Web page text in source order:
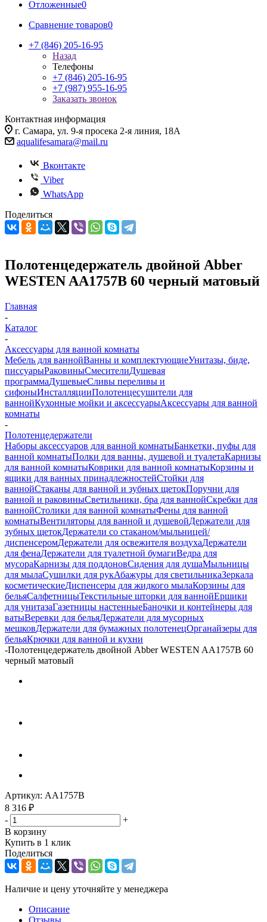
Отложенные0
Сравнение товаров0
+7 (846) 205-16-95
Назад
Телефоны
+7 (846) 205-16-95
+7 (987) 955-16-95
Заказать звонок
Контактная информация
г. Самара, ул. 9-я просека 2-я линия, 18А
aqualifesamara@mail.ru
Вконтакте
Viber
WhatsApp
Поделиться
Полотенцедержатель двойной Abber
WESTEN AA1757B 60 черный матовый
Главная
-
Каталог
-
Аксессуары для ванной комнаты
Мебель для ваннойВанны и комплектующиеУнитазы, биде,
писсуарыРаковиныСмесителиДушевая
программаДушевыеСливы переливы и
сифоныИнсталляцииПолотенцесушители для
ваннойКухонные мойки и аксессуарыАксессуары для ванной
комнаты
-
Полотенцедержатели
Наборы аксессуаров для ванной комнатыБанкетки, пуфы для
ванной комнатыПолки для ванны, душевой и туалетаКарнизы
для ванной комнатыКоврики для ванной комнатыКорзины и
ящики для ванных принадлежностейСтойки для
ваннойСтаканы для ванной и зубных щетокПоручни для
ванной и раковиныСветильники, бра для ваннойСкребки для
ваннойСтолики для ванной комнатыФены для ванной
комнатыВентиляторы для ванной и душевойДержатели для
зубных щетокДержатели со стаканом/мыльницей/
диспенсеромДержатели для освежителя воздухаДержатели
для фенаДержатели для туалетной бумагиВедра для
мусораКарнизы для поддоновСидения для душаМыльницы
для мылаСушилки для рукАбажуры для светильникаЗеркала
косметическиеДиспенсеры для жидкого мылаКорзины для
бельяСалфетницыТекстильные шторки для ваннойЕршики
для унитазаГазетницы настенныеБаночки и контейнеры для
ватыВеревки для бельяДержатели для мусорных
мешковДержатели для бумажных полотенецОрганайзеры для
бельяКрючки для ванной и кухни
-Полотенцедержатель двойной Abber WESTEN AA1757B 60
черный матовый
Артикул: AA1757B
8 316 ₽
-
+
В корзину
Купить в 1 клик
Поделиться
Наличие и цену уточняйте у менеджера
Описание
Отзывы